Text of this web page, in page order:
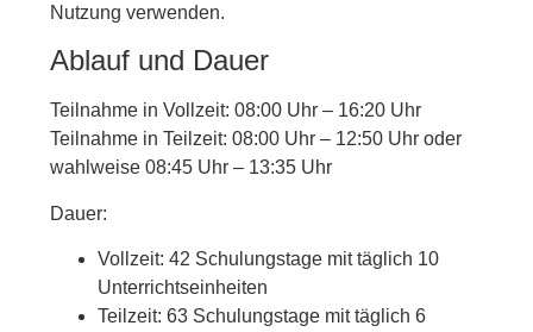
Nutzung verwenden.
Ablauf und Dauer
Teilnahme in Vollzeit: 08:00 Uhr – 16:20 Uhr
Teilnahme in Teilzeit: 08:00 Uhr – 12:50 Uhr oder
wahlweise 08:45 Uhr – 13:35 Uhr
Dauer:
Vollzeit: 42 Schulungstage mit täglich 10
Unterrichtseinheiten
Teilzeit: 63 Schulungstage mit täglich 6